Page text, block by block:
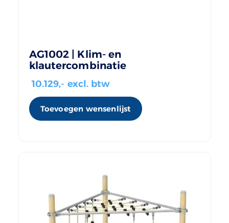
AG1002 | Klim- en
klautercombinatie
10.129,- excl. btw
Toevoegen wensenlijst